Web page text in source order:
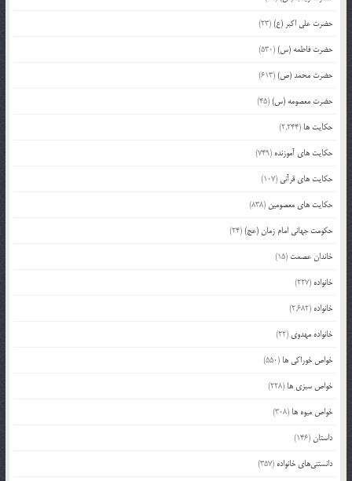
حضرت علی اکبر (ع)(23)
حضرت فاطمه (س)(530)
حضرت محمد (ص)(613)
حضرت معصومه (س)(45)
حکایت ها (2,244)
حکایت های آموزنده (749)
حکایت های قرآنی (107)
حکایت های معصومین (838)
حکومت جهانی امام زمان (عج)(24)
خاندان عصمت (15)
خانواده (227)
خانواده (2,682)
خانواده مهدوی (22)
خواص خوراکی ها (550)
خواص سبزی ها (228)
خواص میوه ها (308)
داستان(146)
دانستنی‌های خانواده (357)